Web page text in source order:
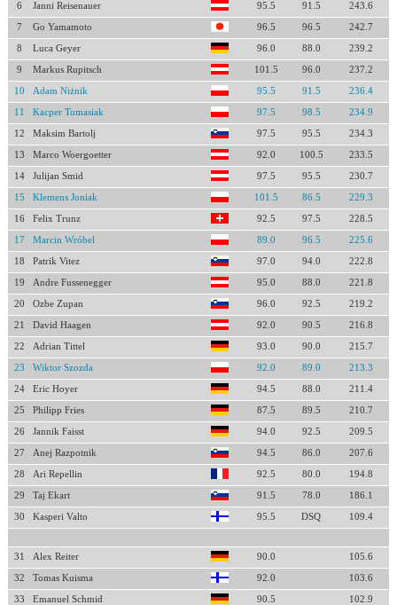
6 Janni Reisenauer 95.5 91.5 243.6
7 Go Yamamoto 96.5 96.5 242.7
8 Luca Geyer 96.0 88.0 239.2
9 Markus Rupitsch 101.5 96.0 237.2
10 Adam Niżnik 95.5 91.5 236.4
11 Kacper Tomasiak 97.5 98.5 234.9
12 Maksim Bartolj 97.5 95.5 234.3
13 Marco Woergoetter 92.0 100.5 233.5
14 Julijan Smid 97.5 95.5 230.7
15 Klemens Joniak 101.5 86.5 229.3
16 Felix Trunz 92.5 97.5 228.5
17 Marcin Wróbel 89.0 96.5 225.6
18 Patrik Vitez 97.0 94.0 222.8
19 Andre Fussenegger 95.0 88.0 221.8
20 Ozbe Zupan 96.0 92.5 219.2
21 David Haagen 92.0 90.5 216.8
22 Adrian Tittel 93.0 90.0 215.7
23 Wiktor Szozda 92.0 89.0 213.3
24 Eric Hoyer 94.5 88.0 211.4
25 Philipp Fries 87.5 89.5 210.7
26 Jannik Faisst 94.0 92.5 209.5
27 Anej Razpotnik 94.5 86.0 207.6
28 Ari Repellin 92.5 80.0 194.8
29 Taj Ekart 91.5 78.0 186.1
30 Kasperi Valto 95.5 DSQ 109.4
31 Alex Reiter 90.0 105.6
32 Tomas Kuisma 92.0 103.6
33 Emanuel Schmid 90.5 102.9